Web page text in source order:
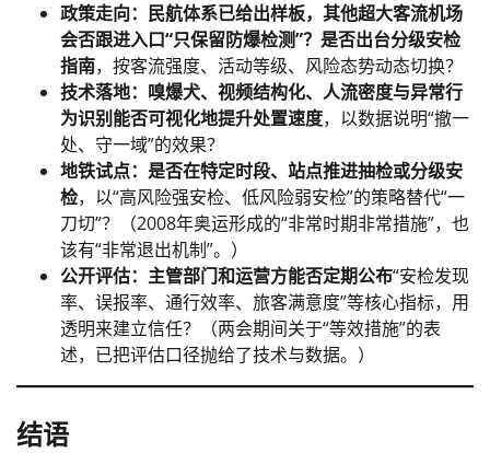
政策走向：民航体系已给出样板，其他超大客流机场
会否跟进入口“只保留防爆检测”？是否出台分级安检
指南，按客流强度、活动等级、风险态势动态切换？
技术落地：嗅爆犬、视频结构化、人流密度与异常行
为识别能否可视化地提升处置速度，以数据说明“撤一
处、守一域”的效果？
地铁试点：是否在特定时段、站点推进抽检或分级安
检，以“高风险强安检、低风险弱安检”的策略替代“一
刀切”？（2008年奥运形成的“非常时期非常措施”，也
该有“非常退出机制”。）
公开评估：主管部门和运营方能否定期公布“安检发现
率、误报率、通行效率、旅客满意度”等核心指标，用
透明来建立信任？（两会期间关于“等效措施”的表
述，已把评估口径抛给了技术与数据。）
结语